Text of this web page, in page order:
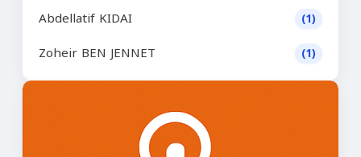
Abdellatif KIDAI (1)
Zoheir BEN JENNET (1)